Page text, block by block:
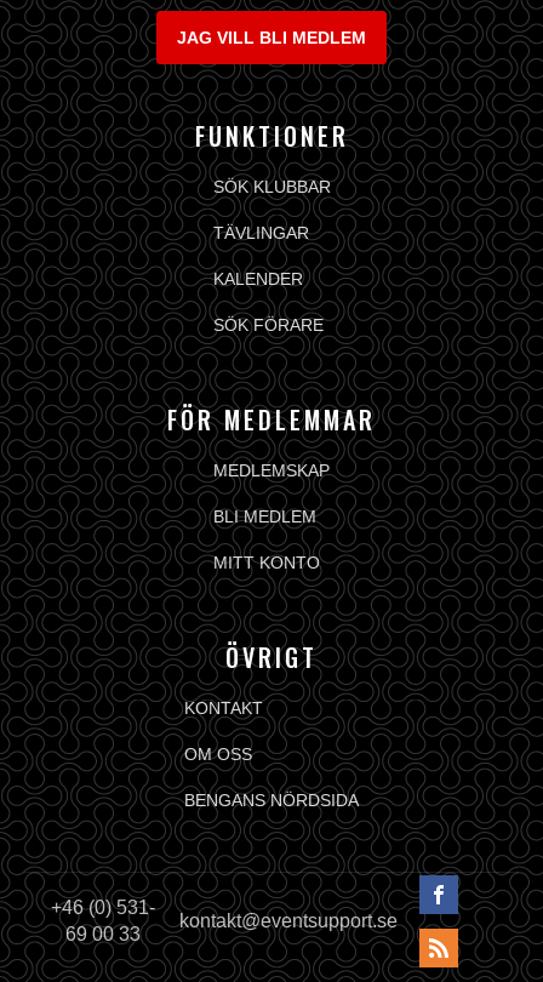
JAG VILL BLI MEDLEM
FUNKTIONER
SÖK KLUBBAR
TÄVLINGAR
KALENDER
SÖK FÖRARE
FÖR MEDLEMMAR
MEDLEMSKAP
BLI MEDLEM
MITT KONTO
ÖVRIGT
KONTAKT
OM OSS
BENGANS NÖRDSIDA
+46 (0) 531-
69 00 33
kontakt@eventsupport.se